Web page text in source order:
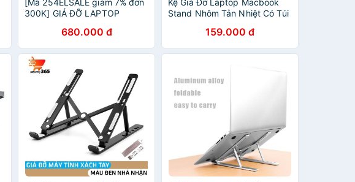
[Mã 254ELSALE giảm 7% đơn
300K] GIÁ ĐỠ LAPTOP
LOẠI GẬP GỌN680.000 đ
Kệ Giá Đỡ Laptop Macbook
Stand Nhôm Tản Nhiệt Có Túi
159.000 đ